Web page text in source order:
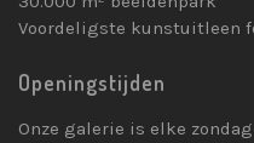
Voordeligste kunstuitleen
Openingstijden
Onze galerie is elke